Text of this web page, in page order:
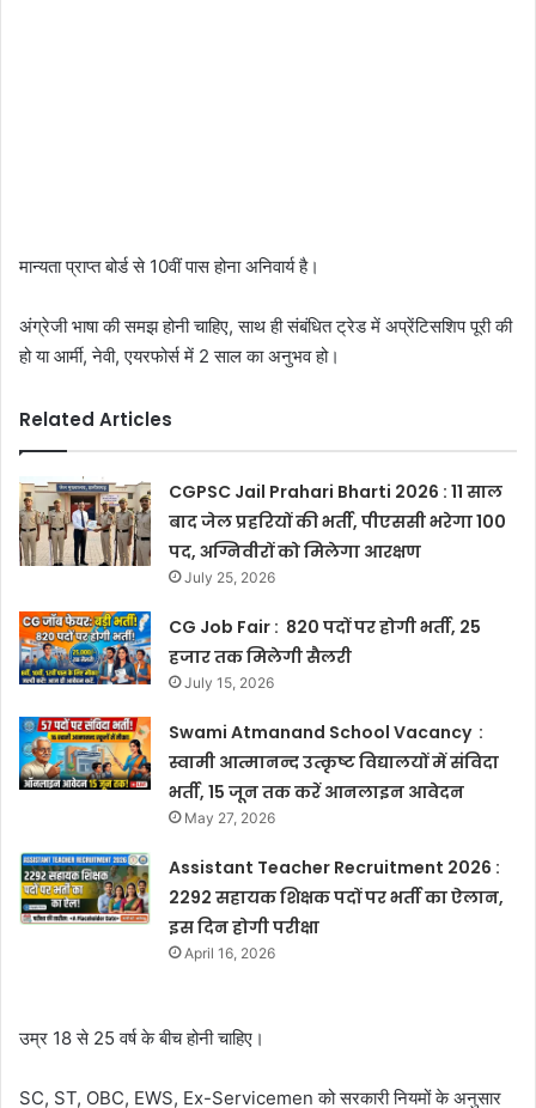
मान्यता प्राप्त बोर्ड से 10वीं पास होना अनिवार्य है।
अंग्रेजी भाषा की समझ होनी चाहिए, साथ ही संबंधित ट्रेड में अप्रेंटिसशिप पूरी की
हो या आर्मी, नेवी, एयरफोर्स में 2 साल का अनुभव हो।
Related Articles
CGPSC Jail Prahari Bharti 2026 : 11 साल
बाद जेल प्रहरियों की भर्ती, पीएससी भरेगा 100
पद, अग्निवीरों को मिलेगा आरक्षण
July 25, 2026
CG Job Fair : 820 पदों पर होगी भर्ती, 25
हजार तक मिलेगी सैलरी
July 15, 2026
Swami Atmanand School Vacancy :
स्वामी आत्मानन्द उत्कृष्ट विद्यालयों में संविदा
भर्ती, 15 जून तक करें आनलाइन आवेदन
May 27, 2026
Assistant Teacher Recruitment 2026 :
2292 सहायक शिक्षक पदों पर भर्ती का ऐलान,
इस दिन होगी परीक्षा
April 16, 2026
उम्र 18 से 25 वर्ष के बीच होनी चाहिए।
SC, ST, OBC, EWS, Ex-Servicemen को सरकारी नियमों के अनुसार